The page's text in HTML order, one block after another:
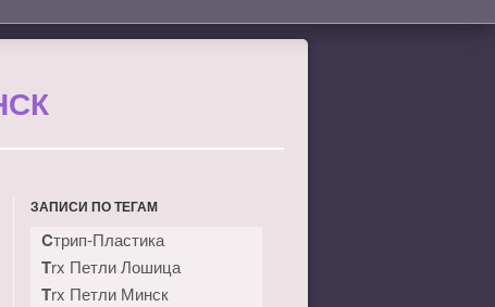
ЗАПИСИ ПО ТЕГАМ
Cтрип-Пластика
Trx Петли Лошица
Trx Петли Минск